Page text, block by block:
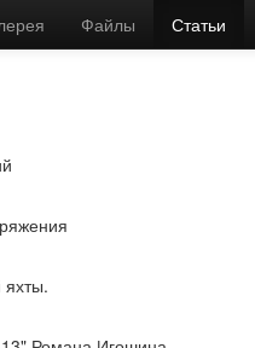
Файлы Статьи
яхты.